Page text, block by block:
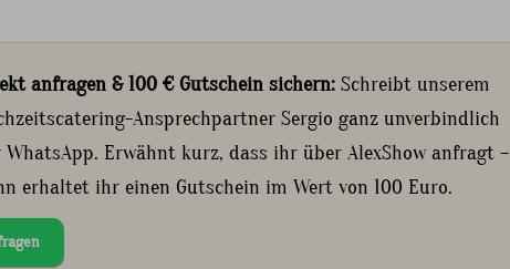
anfragen & 100 € Gutschein sichern:Schreibt unserem
Ansprechpartner Sergio ganz unverbindlich
WhatsApp. Erwähnt kurz, dass ihr über AlexShow anfragt –
erhaltet ihr einen Gutschein im Wert von 100 Euro.